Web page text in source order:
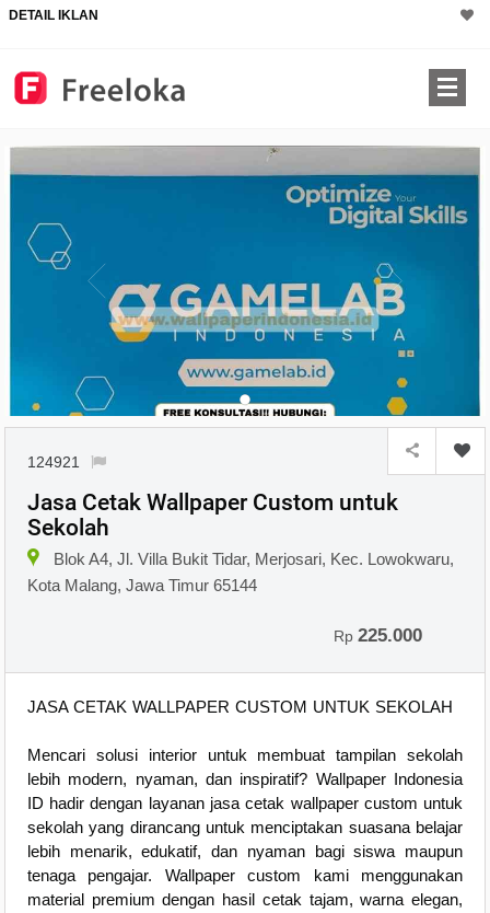
DETAIL IKLAN
124921
Jasa Cetak Wallpaper Custom untuk
Sekolah
Blok A4, Jl. Villa Bukit Tidar, Merjosari, Kec. Lowokwaru,
Kota Malang, Jawa Timur 65144
Rp225.000
JASA CETAK WALLPAPER CUSTOM UNTUK SEKOLAH
Mencari solusi interior untuk membuat tampilan sekolah
lebih modern, nyaman, dan inspiratif? Wallpaper Indonesia
ID hadir dengan layanan jasa cetak wallpaper custom untuk
sekolah yang dirancang untuk menciptakan suasana belajar
lebih menarik, edukatif, dan nyaman bagi siswa maupun
tenaga pengajar. Wallpaper custom kami menggunakan
material premium dengan hasil cetak tajam, warna elegan,